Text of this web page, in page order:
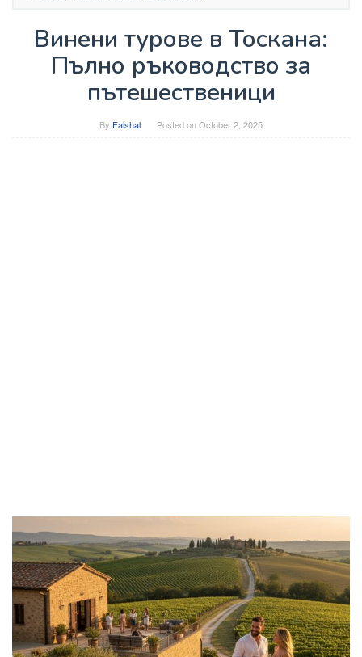
Винени турове в Тоскана:
Пълно ръководство за
пътешественици
By Faishal Posted onOctober 2, 2025